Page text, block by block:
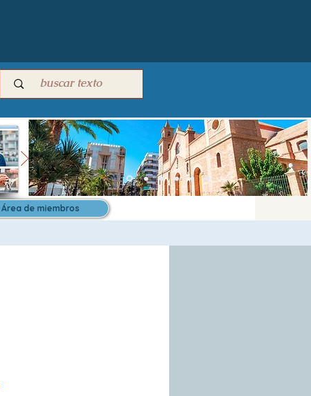
Área de miembros